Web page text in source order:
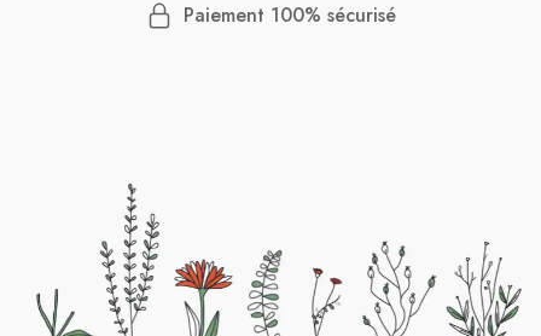
Paiement 100% sécurisé